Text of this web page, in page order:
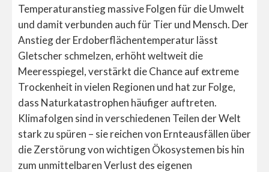
Temperaturanstieg massive Folgen für die Umwelt
und damit verbunden auch für Tier und Mensch. Der
Anstieg der Erdoberflächentemperatur lässt
Gletscher schmelzen, erhöht weltweit die
Meeresspiegel, verstärkt die Chance auf extreme
Trockenheit in vielen Regionen und hat zur Folge,
dass Naturkatastrophen häufiger auftreten.
Klimafolgen sind in verschiedenen Teilen der Welt
stark zu spüren – sie reichen von Ernteausfällen über
die Zerstörung von wichtigen Ökosystemen bis hin
zum unmittelbaren Verlust des eigenen